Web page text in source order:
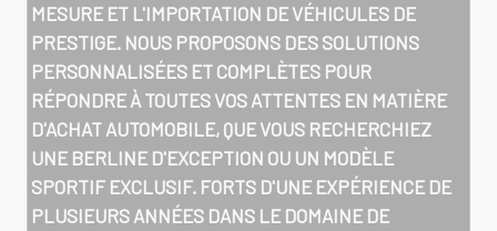
MESURE ET L'IMPORTATION DE VÉHICULES DE
PRESTIGE. NOUS PROPOSONS DES SOLUTIONS
PERSONNALISÉES ET COMPLÈTES POUR
RÉPONDRE À TOUTES VOS ATTENTES EN MATIÈRE
D'ACHAT AUTOMOBILE, QUE VOUS RECHERCHIEZ
UNE BERLINE D'EXCEPTION OU UN MODÈLE
SPORTIF EXCLUSIF. FORTS D'UNE EXPÉRIENCE DE
PLUSIEURS ANNÉES DANS LE DOMAINE DE